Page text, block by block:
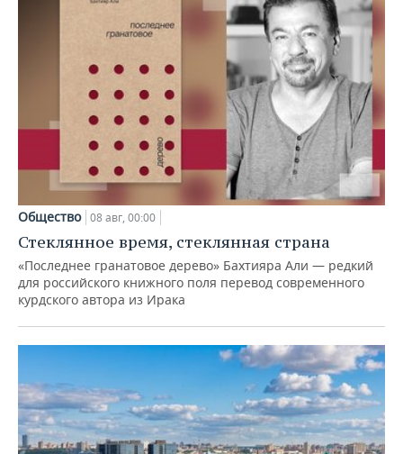
Общество 08 авг, 00:00
Стеклянное время, стеклянная страна
«Последнее гранатовое дерево» Бахтияра Али — редкий
для российского книжного поля перевод современного
курдского автора из Ирака